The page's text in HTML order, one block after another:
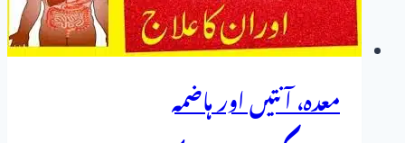
معدہ، آنتیں اور ہاضمہ